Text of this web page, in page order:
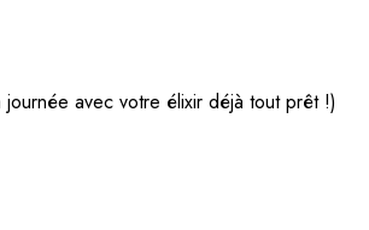
avec votre élixir déjà tout prêt !)